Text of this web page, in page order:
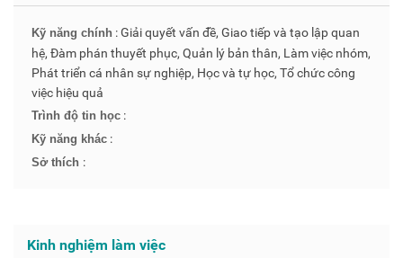
Kỹ năng chính : Giải quyết vấn đề, Giao tiếp và tạo lập quan
hệ, Đàm phán thuyết phục, Quản lý bản thân, Làm việc nhóm,
Phát triển cá nhân sự nghiệp, Học và tự học, Tổ chức công
việc hiệu quả
Trình độ tin học :
Kỹ năng khác :
Sở thích :
Kinh nghiệm làm việc